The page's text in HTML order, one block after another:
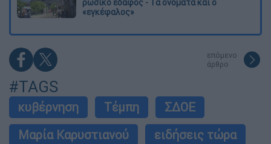
ρωσικό έδαφος - Τα ονόματα και ο
«εγκέφαλος»
επόμενο
άρθρο
#TAGS
κυβέρνηση Τέμπη
ΣΔΟΕ
Μαρία Καρυστιανού
ειδήσεις τώρα